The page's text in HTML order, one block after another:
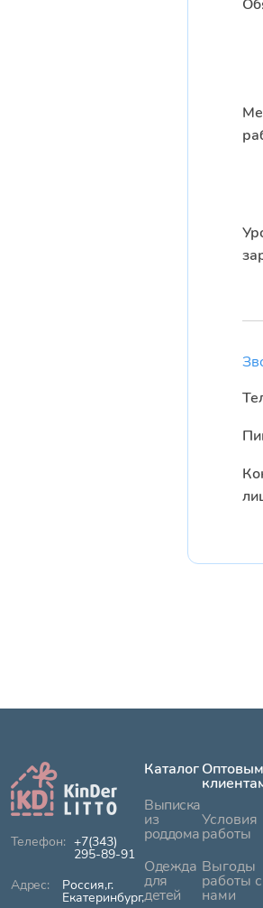
+7(343)
295-89-91
Россия,г.
Екатеринбург,
Каталог
Выписка
из
роддома
Одежда
для
детей
Оптовым
Условия
работы
Выгоды
работы с
нами